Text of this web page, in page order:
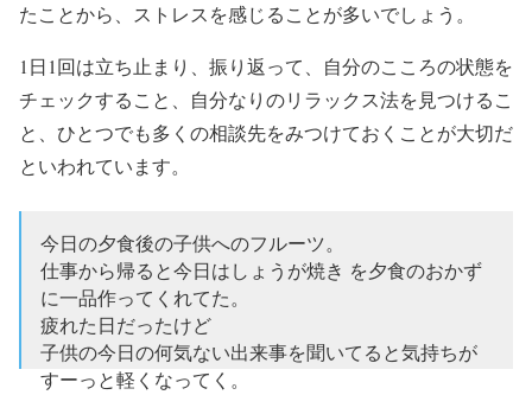
たことから、ストレスを感じることが多いでしょう。
1日1回は立ち止まり、振り返って、自分のこころの状態を
チェックすること、自分なりのリラックス法を見つけるこ
と、ひとつでも多くの相談先をみつけておくことが大切だ
といわれています。
今日の夕食後の子供へのフルーツ。
仕事から帰ると今日はしょうが焼き を夕食のおかず
に一品作ってくれてた。
疲れた日だったけど
子供の今日の何気ない出来事を聞いてると気持ちが
すーっと軽くなってく。